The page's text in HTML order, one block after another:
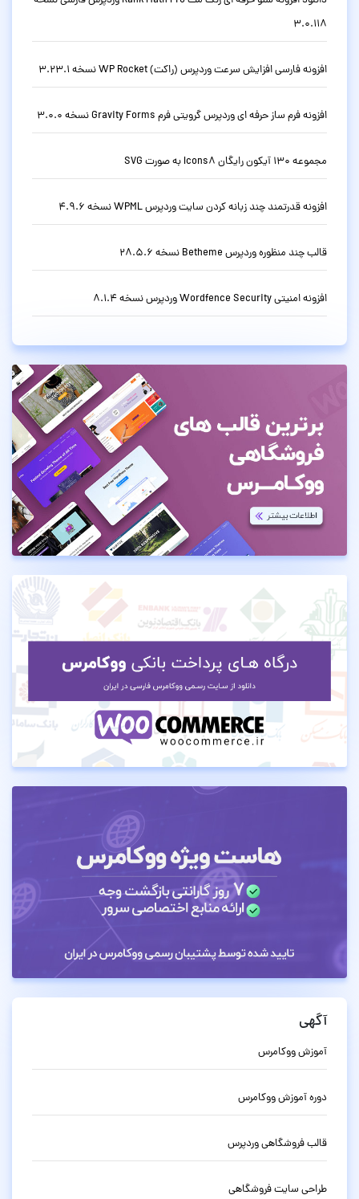
3.0.118
افزونه فارسی افزایش سرعت وردپرس (راکت) WP Rocket نسخه 3.23.1
افزونه فرم ساز حرفه ای وردپرس گرویتی فرم Gravity Forms نسخه 3.0.0
مجموعه 130 آیکون رایگان Icons8 به صورت SVG
افزونه قدرتمند چند زبانه کردن سایت وردپرس WPML نسخه 4.9.6
قالب چند منظوره وردپرس Betheme نسخه 28.5.6
افزونه امنیتی Wordfence Security وردپرس نسخه 8.1.4
آگهی
آموزش ووکامرس
دوره آموزش ووکامرس
قالب فروشگاهی وردپرس
طراحی سایت فروشگاهی